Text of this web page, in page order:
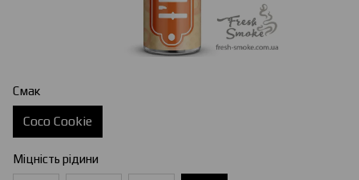
Смак
Coco Cookie
Міцність рідини